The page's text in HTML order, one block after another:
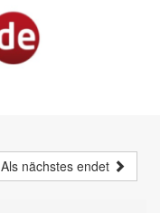
Als nächstes endet